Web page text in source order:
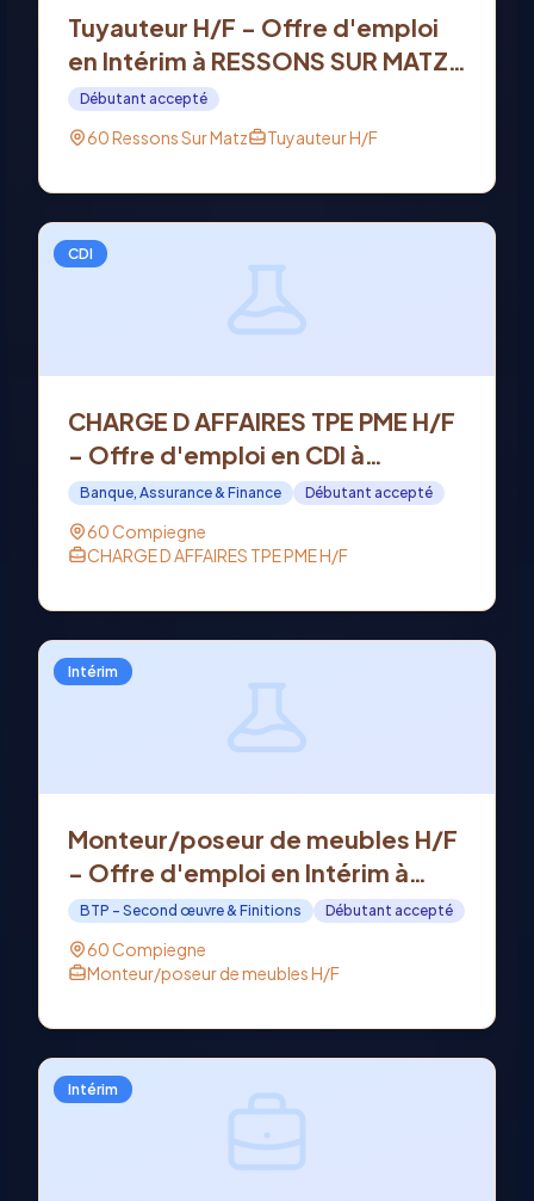
Tuyauteur H/F - Offre d'emploi
en Intérim à RESSONS SUR MATZ
(60)
Débutant accepté
60 Ressons Sur Matz Tuyauteur H/F
CDI
CHARGE D AFFAIRES TPE PME H/F
- Offre d'emploi en CDI à
COMPIEGNE (60)
Banque, Assurance & Finance Débutant accepté
60 Compiegne
CHARGE D AFFAIRES TPE PME H/F
Intérim
Monteur/poseur de meubles H/F
- Offre d'emploi en Intérim à
COMPIEGNE (60)
BTP - Second œuvre & Finitions Débutant accepté
60 Compiegne
Monteur/poseur de meubles H/F
Intérim